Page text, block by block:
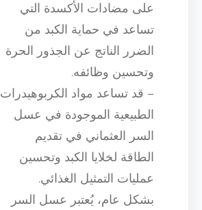
على مضادات الأكسدة التي
تساعد في حماية الكبد من
الضرر الناتج عن الجذور الحرة
وتحسين وظائفه.
– قد تساعد مواد الكربوهيدرات
الطبيعية الموجودة في عسل
السر العثماني في تقديم
الطاقة لخلايا الكبد وتحسين
عمليات التمثيل الغذائي.
بشكل عام، يُعتبر عسل السر